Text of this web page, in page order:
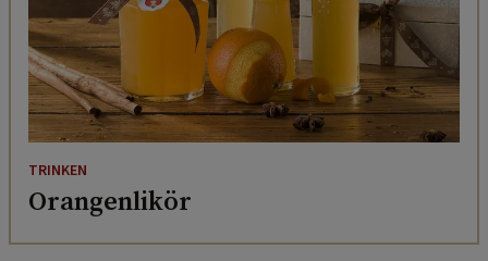
TRINKEN
Orangenlikör